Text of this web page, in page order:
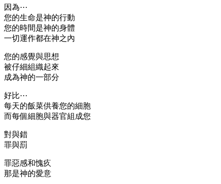
因為⋯
您的生命是神的行動
您的時間是神的身體
一切運作都在神之內
您的感覺與思想
被仔細組織起來
成為神的一部分
好比⋯
每天的飯菜供養您的細胞
而每個細胞與器官組成您
對與錯
罪與罰
罪惡感和愧疚
那是神的愛意